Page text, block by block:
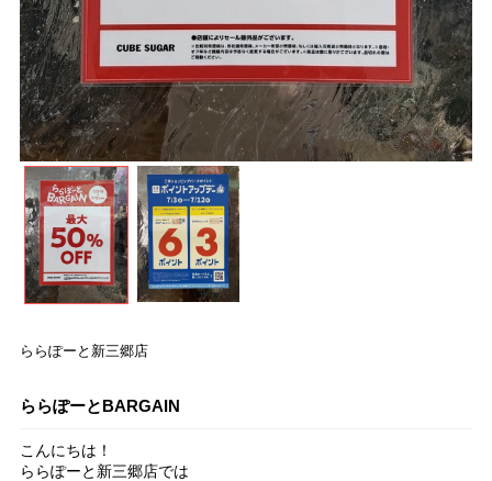
ららぽーと新三郷店
ららぽーとBARGAIN
こんにちは！
ららぽーと新三郷店では